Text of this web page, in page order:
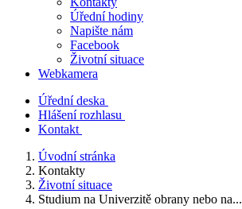
Úřední hodiny
Napište nám
Facebook
Životní situace
Webkamera
Úřední deska
Hlášení rozhlasu
Kontakt
Úvodní stránka
Kontakty
Životní situace
Studium na Univerzitě obrany nebo na...